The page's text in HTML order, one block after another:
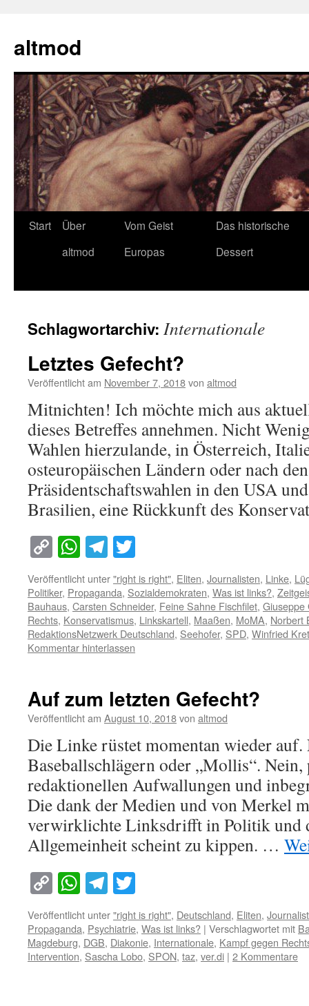
springen
altmod
Start
Über
altmod
Vom Geist
Europas
Das historische
Dessert
Schlagwortarchiv: Internationale
Letztes Gefecht?
Veröffentlicht am November 7, 2018von altmod
Mitnichten! Ich möchte mich aus
dieses Betreffes annehmen. Nicht
Wahlen hierzulande, in Österreich,
osteuropäischen Ländern oder nach den
Präsidentschaftswahlen in den USA
Brasilien, eine Rückkunft des
Copy
Link
WhatsApp
Telegram
Veröffentlicht unter"right is right", Eliten, Journalisten, Linke,
Politiker, Propaganda, Sozialdemokraten, Was ist links?,
Bauhaus, Carsten Schneider, Feine Sahne Fischfilet, Giuseppe
Rechts, Konservatismus, Linkskartell, Maaßen, MoMA, Norbert
RedaktionsNetzwerk Deutschland, Seehofer, SPD, Winfried
Kommentar hinterlassen
Auf zum letzten Gefecht?
Veröffentlicht am August 10, 2018von altmod
Die Linke rüstet momentan wieder
Baseballschlägern oder „Mollis“.
redaktionellen Aufwallungen und
Die dank der Medien und von Merkel
verwirklichte Linksdrifft in Politik und
Allgemeinheit scheint zu kippen. …
Copy
Link
WhatsApp
Telegram
Veröffentlicht unter"right is right", Deutschland, Eliten,
Propaganda, Psychiatrie, Was ist links? | Verschlagwortet mit
Magdeburg, DGB, Diakonie, Internationale, Kampf gegen
Intervention, Sascha Lobo, SPON, taz, ver.di | 2 Kommentare